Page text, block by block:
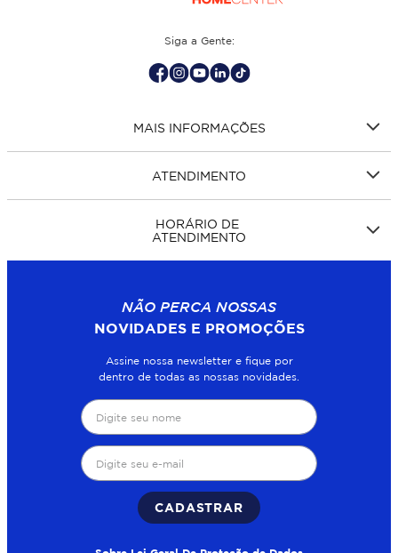
Siga a Gente:
MAIS INFORMAÇÕES
ATENDIMENTO
HORÁRIO DE
ATENDIMENTO
NÃO PERCA NOSSAS
NOVIDADES E PROMOÇÕES
Assine nossa newsletter e fique por
dentro de todas as nossas novidades.
CADASTRAR